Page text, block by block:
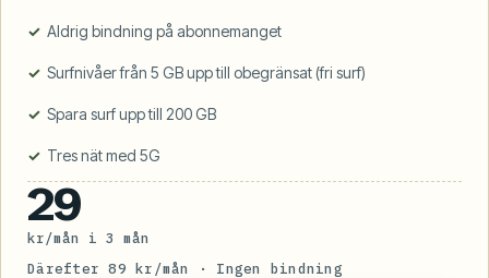
Aldrig bindning på abonnemanget
Surfnivåer från 5 GB upp till obegränsat (fri surf)
Spara surf upp till 200 GB
Tres nät med 5G
29
kr/mån i 3 mån
Därefter 89 kr/mån · Ingen bindning